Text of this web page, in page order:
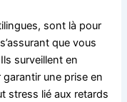
sont là pour
que vous
surveillent en
une prise en
stress lié aux retards